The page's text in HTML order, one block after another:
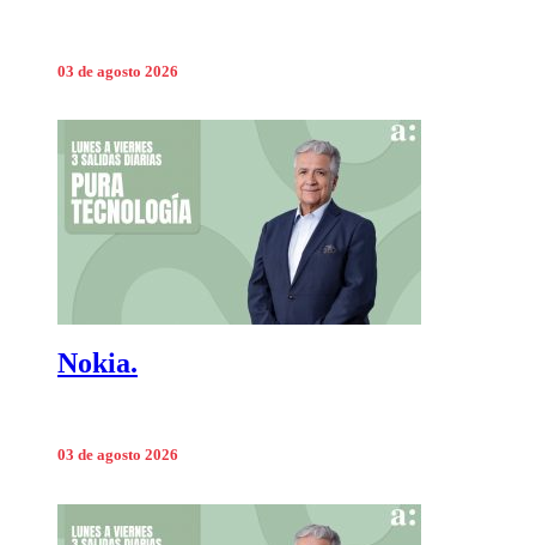
03 de agosto 2026
Nokia.
03 de agosto 2026